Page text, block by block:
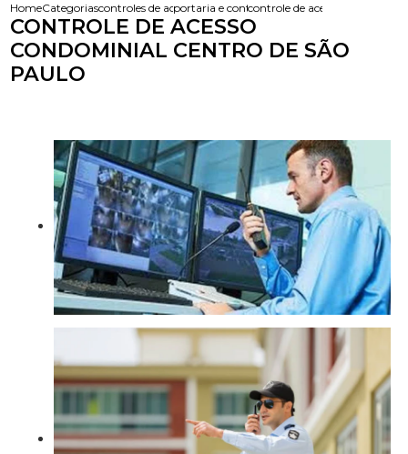
HomeCategoriascontroles de acessoportaria e controle de acesso
controle de acesso
CONTROLE DE ACESSO
CONDOMINIAL CENTRO DE SÃO
PAULO